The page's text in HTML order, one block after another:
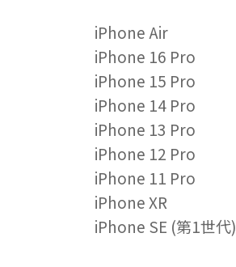
iPhone Air
iPhone 16 Pro
iPhone 15 Pro
iPhone 14 Pro
iPhone 13 Pro
iPhone 12 Pro
iPhone 11 Pro
iPhone XR
iPhone SE (第1世代)